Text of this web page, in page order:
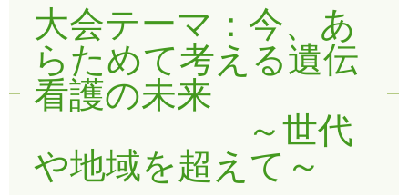
大会テーマ：今、あ
らためて考える遺伝
看護の未来
～世代
や地域を超えて～